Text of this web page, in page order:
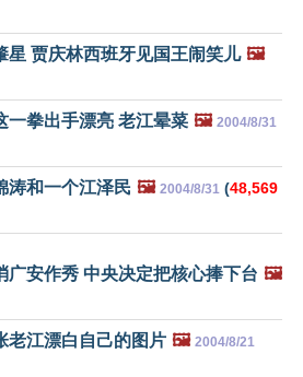
星 贾庆林西班牙见国王闹笑儿 🖼️
一拳出手漂亮 老江晕菜 🖼️ 2004/8/31
涛和一个江泽民 🖼️ 2004/8/31 (48,569
广安作秀 中央决定把核心捧下台 🖼️
老江漂白自己的图片 🖼️ 2004/8/21